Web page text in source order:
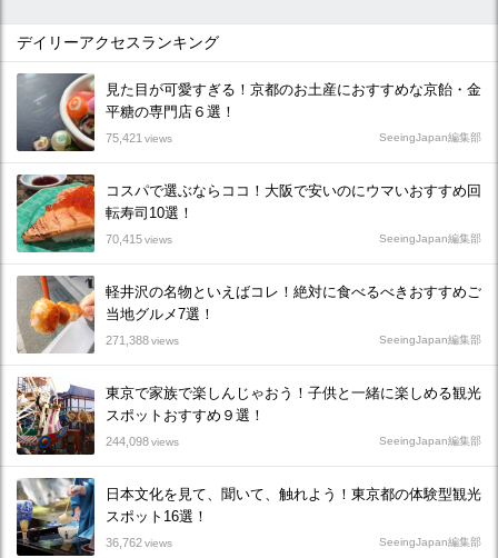
デイリーアクセスランキング
見た目が可愛すぎる！京都のお土産におすすめな京飴・金
平糖の専門店６選！
75,421 views SeeingJapan編集部
コスパで選ぶならココ！大阪で安いのにウマいおすすめ回
転寿司10選！
70,415views SeeingJapan編集部
軽井沢の名物といえばコレ！絶対に食べるべきおすすめご
当地グルメ7選！
271,388views SeeingJapan編集部
東京で家族で楽しんじゃおう！子供と一緒に楽しめる観光
スポットおすすめ９選！
244,098views SeeingJapan編集部
日本文化を見て、聞いて、触れよう！東京都の体験型観光
スポット16選！
36,762views SeeingJapan編集部